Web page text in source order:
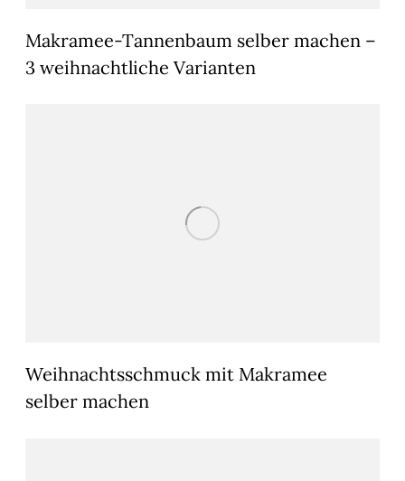
Makramee-Tannenbaum selber machen –
3 weihnachtliche Varianten
Weihnachtsschmuck mit Makramee
selber machen